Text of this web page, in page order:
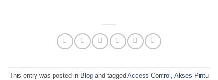
This entry was posted in Blog and tagged Access Control , Akses Pintu